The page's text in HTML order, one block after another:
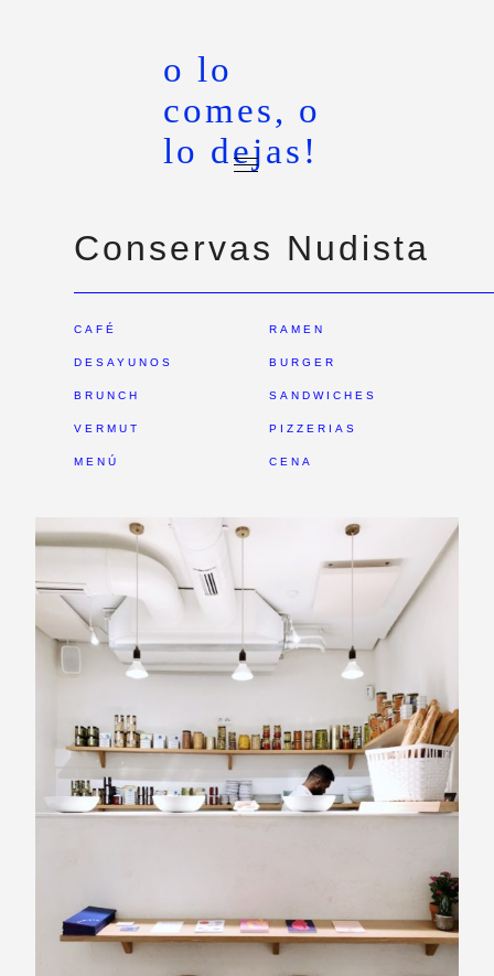
o lo
comes, o
lo dejas!
Conservas Nudista
CAFÉ
DESAYUNOS
BRUNCH
VERMUT
MENÚ
RAMEN
BURGER
SANDWICHES
PIZZERIAS
CENA